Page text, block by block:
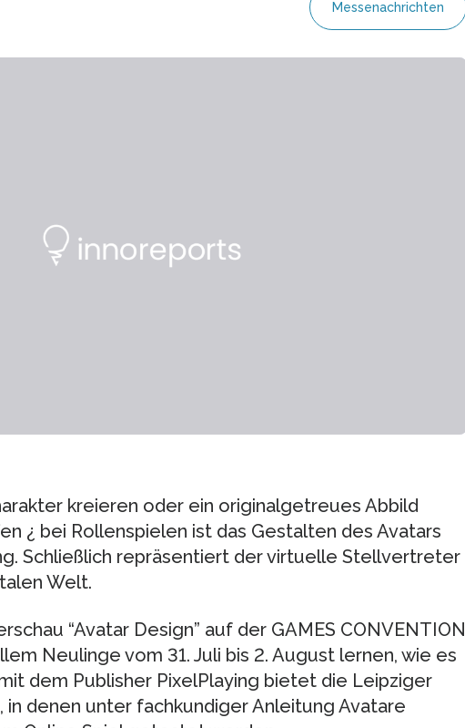
Messenachrichten
kreieren oder ein originalgetreues Abbild
¿ bei Rollenspielen ist das Gestalten des Avatars
Schließlich repräsentiert der virtuelle Stellvertreter
Welt.
“Avatar Design” auf der GAMES CONVENTION
Neulinge vom 31. Juli bis 2. August lernen, wie es
dem Publisher PixelPlaying bietet die Leipziger
in denen unter fachkundiger Anleitung Avatare